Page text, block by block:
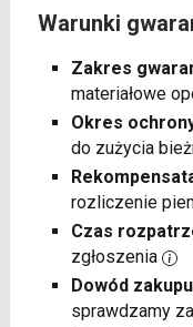
Warunki
Zakres
materiałowe
Okres
do zużycia
rozliczenie
Czas
zgłoszenia
Dowód zakupu
sprawdzamy